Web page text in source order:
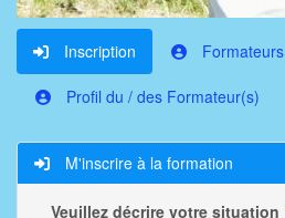
Inscription Formateurs
Profil du / des Formateur(s)
M'inscrire à la formation
Veuillez décrire votre situation